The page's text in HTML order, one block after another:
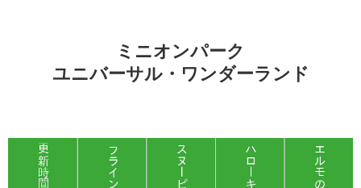
ミニオンパーク
ユニバーサル・ワンダーランド